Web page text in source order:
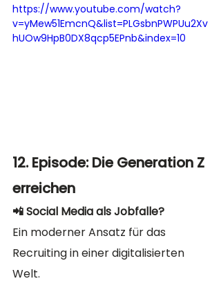
https://www.youtube.com/watch?
v=yMew51EmcnQ&list=PLGsbnPWPUu2Xv
hUOw9HpB0DX8qcp5EPnb&index=10
12. Episode: Die Generation Z
erreichen
📲 Social Media als Jobfalle?
Ein moderner Ansatz für das
Recruiting in einer digitalisierten
Welt.